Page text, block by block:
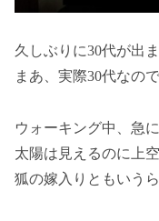
久しぶりに30代が出
まあ、実際30代なので
ウォーキング中、急
太陽は見えるのに上
狐の嫁入りともいう